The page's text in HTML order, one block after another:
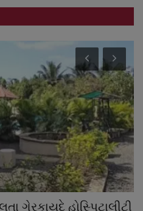
ગેરકાયદે હોસ્પિટાલીટી